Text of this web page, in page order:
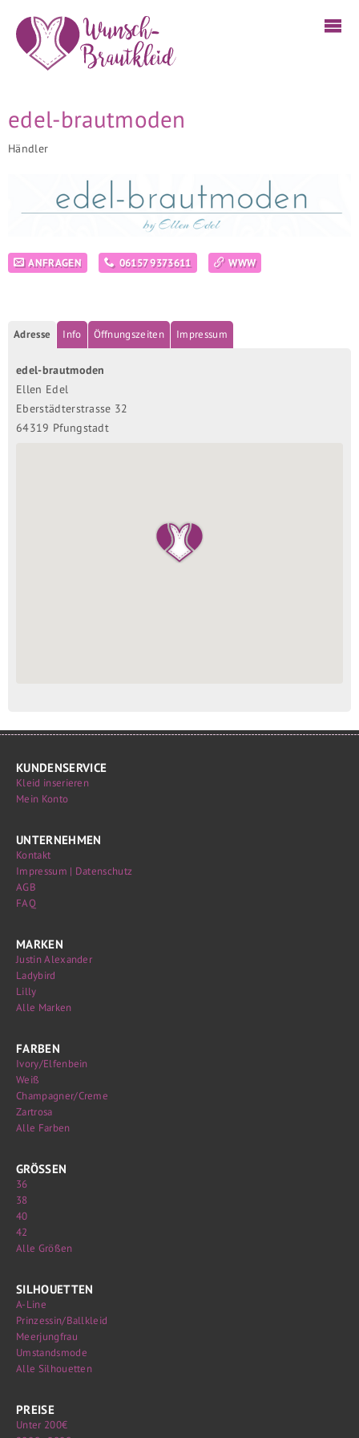
edel-brautmoden
Händler
ANFRAGEN 06157 9373611 WWW
Adresse Info Öffnungszeiten Impressum
edel-brautmoden
Ellen Edel
Eberstädterstrasse 32
64319 Pfungstadt
KUNDENSERVICE
Kleid inserieren
Mein Konto
UNTERNEHMEN
Kontakt
Impressum | Datenschutz
AGB
FAQ
MARKEN
Justin Alexander
Ladybird
Lilly
Alle Marken
FARBEN
Ivory/Elfenbein
Weiß
Champagner/Creme
Zartrosa
Alle Farben
GRÖSSEN
36
38
40
42
Alle Größen
SILHOUETTEN
A-Line
Prinzessin/Ballkleid
Meerjungfrau
Umstandsmode
Alle Silhouetten
PREISE
Unter 200€